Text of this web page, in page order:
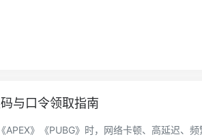
与口令领取指南
》《PUBG》时，网络卡顿、高延迟、